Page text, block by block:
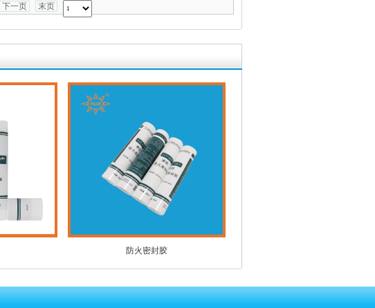
下一页 末页
防火密封胶